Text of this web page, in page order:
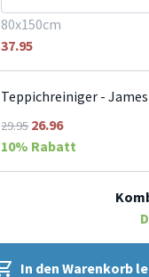
80x150cm
37.95
Teppichreiniger -
29.9526.96
10% Rabatt
In den Warenkorb